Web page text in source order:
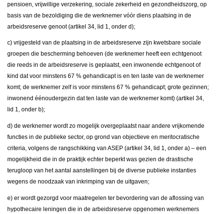
pensioen, vrijwillige verzekering, sociale zekerheid en gezondheidszorg, op
basis van de bezoldiging die de werknemer vóór diens plaatsing in de
arbeidsreserve genoot (artikel 34, lid 1, onder d);
c) vrijgesteld van de plaatsing in de arbeidsreserve zijn kwetsbare sociale
groepen die bescherming behoeven (de werknemer heeft een echtgenoot
die reeds in de arbeidsreserve is geplaatst, een inwonende echtgenoot of
kind dat voor minstens 67 % gehandicapt is en ten laste van de werknemer
komt; de werknemer zelf is voor minstens 67 % gehandicapt; grote gezinnen;
inwonend éénoudergezin dat ten laste van de werknemer komt) (artikel 34,
lid 1, onder b);
d) de werknemer wordt zo mogelijk overgeplaatst naar andere vrijkomende
functies in de publieke sector, op grond van objectieve en meritocratische
criteria, volgens de rangschikking van ASEP (artikel 34, lid 1, onder a) – een
mogelijkheid die in de praktijk echter beperkt was gezien de drastische
terugloop van het aantal aanstellingen bij de diverse publieke instanties
wegens de noodzaak van inkrimping van de uitgaven;
e) er wordt gezorgd voor maatregelen ter bevordering van de aflossing van
hypothecaire leningen die in de arbeidsreserve opgenomen werknemers